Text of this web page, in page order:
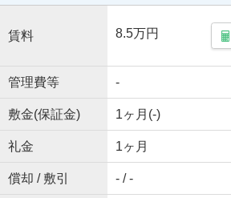
賃料 8.5万円
管理費等 -
敷金(保証金) 1ヶ月(-)
礼金 1ヶ月
償却 / 敷引 - / -